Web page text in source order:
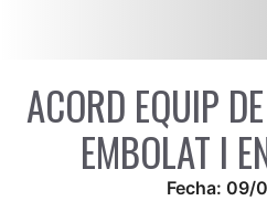
ACORD EQUIP
EMBOLAT I
Fecha: 09/